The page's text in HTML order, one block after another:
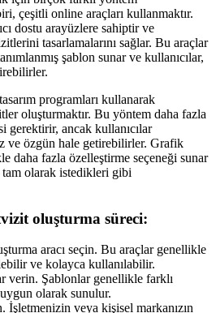
çeşitli online araçları kullanmaktır.
dostu arayüzlere sahiptir ve
tasarlamalarını sağlar. Bu araçlar
şablon sunar ve kullanıcılar,
programları kullanarak
oluşturmaktır. Bu yöntem daha fazla
gerektirir, ancak kullanıcılar
ve özgün hale getirebilirler. Grafik
daha fazla özelleştirme seçeneği sunar
tam olarak istedikleri gibi
oluşturma süreci:
aracı seçin. Bu araçlar genellikle
ve kolayca kullanılabilir.
verin. Şablonlar genellikle farklı
olarak sunulur.
İşletmenizin veya kişisel markanızın